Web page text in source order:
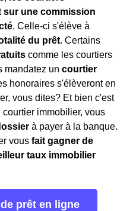
sur une commission
. Celle-ci s'élève à
du prêt. Certains
comme les courtiers
mandatez un courtier
honoraires s'élèveront en
vous dites? Et bien c'est
immobilier, vous
à payer à la banque.
vous fait gagner de
taux immobilier
prêt en ligne